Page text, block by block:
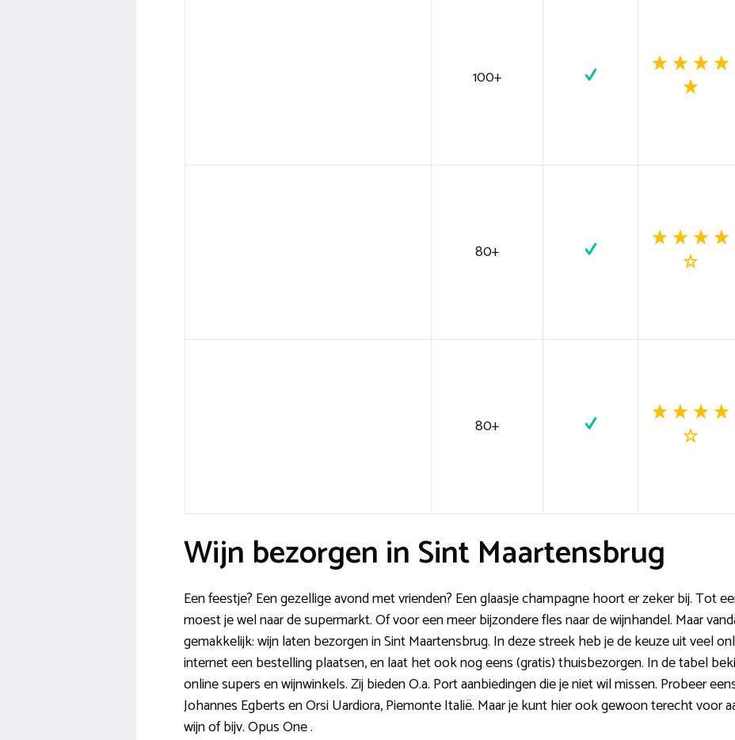
100+
80+
80+
Wijn bezorgen in Sint Maartensbrug
Een feestje? Een gezellige avond met vrienden? Een glaasje champagne hoort er zeker bij. Tot
moest je wel naar de supermarkt. Of voor een meer bijzondere fles naar de wijnhandel. Maar
gemakkelijk: wijn laten bezorgen in Sint Maartensbrug. In deze streek heb je de keuze uit veel
internet een bestelling plaatsen, en laat het ook nog eens (gratis) thuisbezorgen. In de tabel
online supers en wijnwinkels. Zij bieden O.a. Port aanbiedingen die je niet wil missen. Probeer
Johannes Egberts en Orsi Uardiora, Piemonte Italië. Maar je kunt hier ook gewoon terecht voor
wijn of bijv. Opus One .